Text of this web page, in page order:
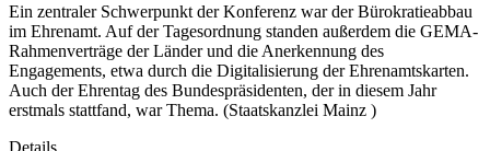
Ein zentraler Schwerpunkt der Konferenz war der Bürokratieabbau
im Ehrenamt. Auf der Tagesordnung standen außerdem die GEMA-
Rahmenverträge der Länder und die Anerkennung des
Engagements, etwa durch die Digitalisierung der Ehrenamtskarten.
Auch der Ehrentag des Bundespräsidenten, der in diesem Jahr
erstmals stattfand, war Thema. (Staatskanzlei Mainz )
Details